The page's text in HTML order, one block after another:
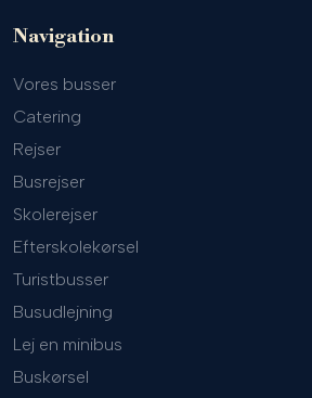
Navigation
Vores busser
Catering
Rejser
Busrejser
Skolerejser
Efterskolekørsel
Turistbusser
Busudlejning
Lej en minibus
Buskørsel